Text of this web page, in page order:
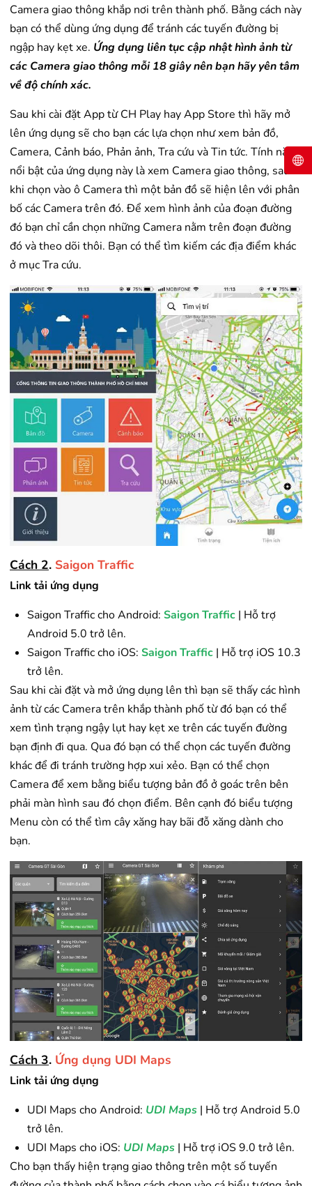
Camera giao thông khắp nơi trên thành phố. Bằng cách này
bạn có thể dùng ứng dụng để tránh các tuyến đường bị
ngập hay kẹt xe. Ứng dụng liên tục cập nhật hình ảnh từ
các Camera giao thông mỗi 18 giây nên bạn hãy yên tâm
về độ chính xác.
Sau khi cài đặt App từ CH Play hay App Store thì hãy mở
lên ứng dụng sẽ cho bạn các lựa chọn như xem bản đồ,
Camera, Cảnh báo, Phản ảnh, Tra cứu và Tin tức. Tính năng
nổi bật của ứng dụng này là xem Camera giao thông, sau
khi chọn vào ô Camera thì một bản đồ sẽ hiện lên với phân
bố các Camera trên đó. Để xem hình ảnh của đoạn đường
đó bạn chỉ cần chọn những Camera nằm trên đoạn đường
đó và theo dõi thôi. Bạn có thể tìm kiếm các địa điểm khác
ở mục Tra cứu.
Cách 2. Saigon Traffic
Link tải ứng dụng
Saigon Traffic cho Android: Saigon Traffic | Hỗ trợ
Android 5.0 trở lên.
Saigon Traffic cho iOS: Saigon Traffic | Hỗ trợ iOS 10.3
trở lên.
Sau khi cài đặt và mở ứng dụng lên thì bạn sẽ thấy các hình
ảnh từ các Camera trên khắp thành phố từ đó bạn có thể
xem tình trạng ngậy lụt hay kẹt xe trên các tuyến đường
bạn định đi qua. Qua đó bạn có thể chọn các tuyến đường
khác để đi tránh trường hợp xui xẻo. Bạn có thể chọn
Camera để xem bằng biểu tượng bản đồ ở goác trên bên
phải màn hình sau đó chọn điểm. Bên cạnh đó biểu tượng
Menu còn có thể tìm cây xăng hay bãi đỗ xăng dành cho
bạn.
Cách 3. Ứng dụng UDI Maps
Link tải ứng dụng
UDI Maps cho Android: UDI Maps | Hỗ trợ Android 5.0
trở lên.
UDI Maps cho iOS: UDI Maps | Hỗ trợ iOS 9.0 trở lên.
Cho bạn thấy hiện trạng giao thông trên một số tuyến